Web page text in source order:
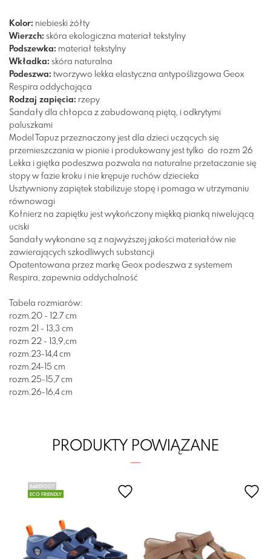
Kolor: niebieski żółty
Wierzch: skóra ekologiczna materiał tekstylny
Podszewka: materiał tekstylny
Wkładka: skóra naturalna
Podeszwa: tworzywo lekka elastyczna antypoślizgowa Geox
Respira oddychająca
Rodzaj zapięcia: rzepy
Sandały dla chłopca z zabudowaną piętą, i odkrytymi
paluszkami
Model Tapuz przeznaczony jest dla dzieci uczących się
przemieszczania w pionie i produkowany jest tylko do rozm 26
Lekka i giętka podeszwa pozwala na naturalne przetaczanie się
stopy w fazie kroku i nie krępuje ruchów dziecieka
Usztywniony zapiętek stabilizuje stopę i pomaga w utrzymaniu
równowagi
Kołnierz na zapiętku jest wykończony miękką pianką niwelującą
uciski
Sandały wykonane są z najwyższej jakości materiałów nie
zawierających szkodliwych substancji
Opatentowana przez markę Geox podeszwa z systemem
Respira, zapewnia oddychalność
Tabela rozmiarów:
rozm.20 - 12.7 cm
rozm 21 - 13,3 cm
rozm 22 - 13,9,cm
rozm.23-14,4 cm
rozm.24-15 cm
rozm.25-15,7 cm
rozm.26-16,4 cm
PRODUKTY POWIĄZANE
BAREFOOT
ECO FRIENDLY